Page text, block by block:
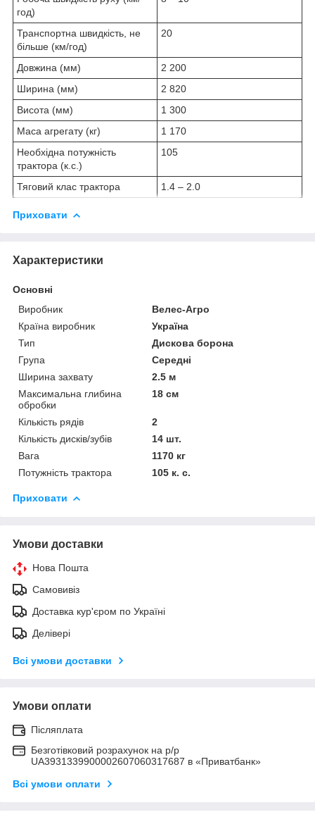
год)
Транспортна швидкість, не
більше (км/год)
20
Довжина (мм)
2 200
Ширина (мм)
2 820
Висота (мм)
1 300
Маса агрегату (кг)
1 170
Необхідна потужність
трактора (к.с.)
105
Тяговий клас трактора 1.4 ‒ 2.0
Приховати
Характеристики
Основні
Виробник
Велес-Агро
Країна виробник
Україна
Тип
Дискова борона
Група
Середні
Ширина захвату
2.5 м
Максимальна глибина
обробки
18 см
Кількість рядів
2
Кількість дисків/зубів
14 шт.
Вага
1170 кг
Потужність трактора
105 к. с.
Приховати
Умови доставки
Нова Пошта
Самовивіз
Доставка кур'єром по Україні
Делівері
Всі умови доставки
Умови оплати
Післяплата
Безготівковий розрахунок на р/р
UA3931339900002607060317687 в «Приватбанк»
Всі умови оплати